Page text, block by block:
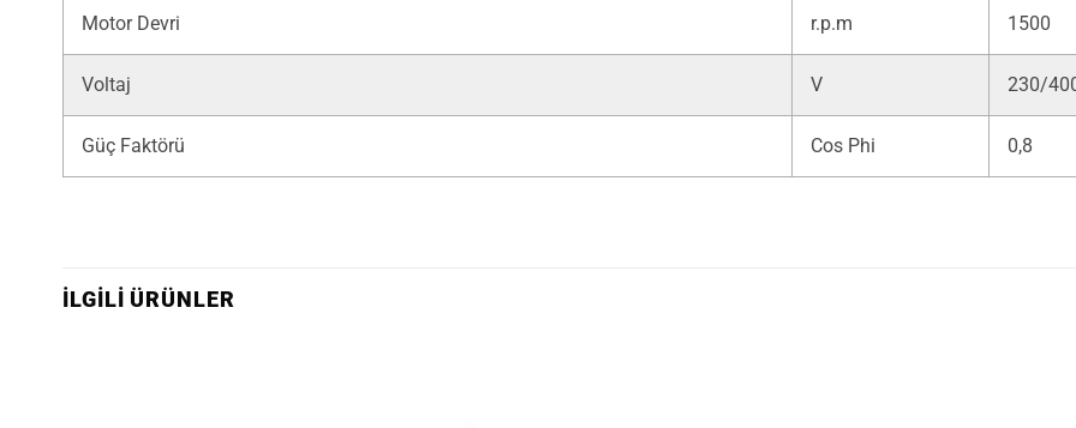
Motor Devri r.p.m 1500
Voltaj V 230/
Güç Faktörü Cos Phi 0,8
İLGILI ÜRÜNLER